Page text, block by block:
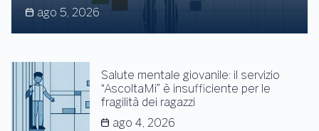
ago 5, 2026
Salute mentale giovanile: il servizio
“AscoltaMi” è insufficiente per le
fragilità dei ragazzi
ago 4, 2026